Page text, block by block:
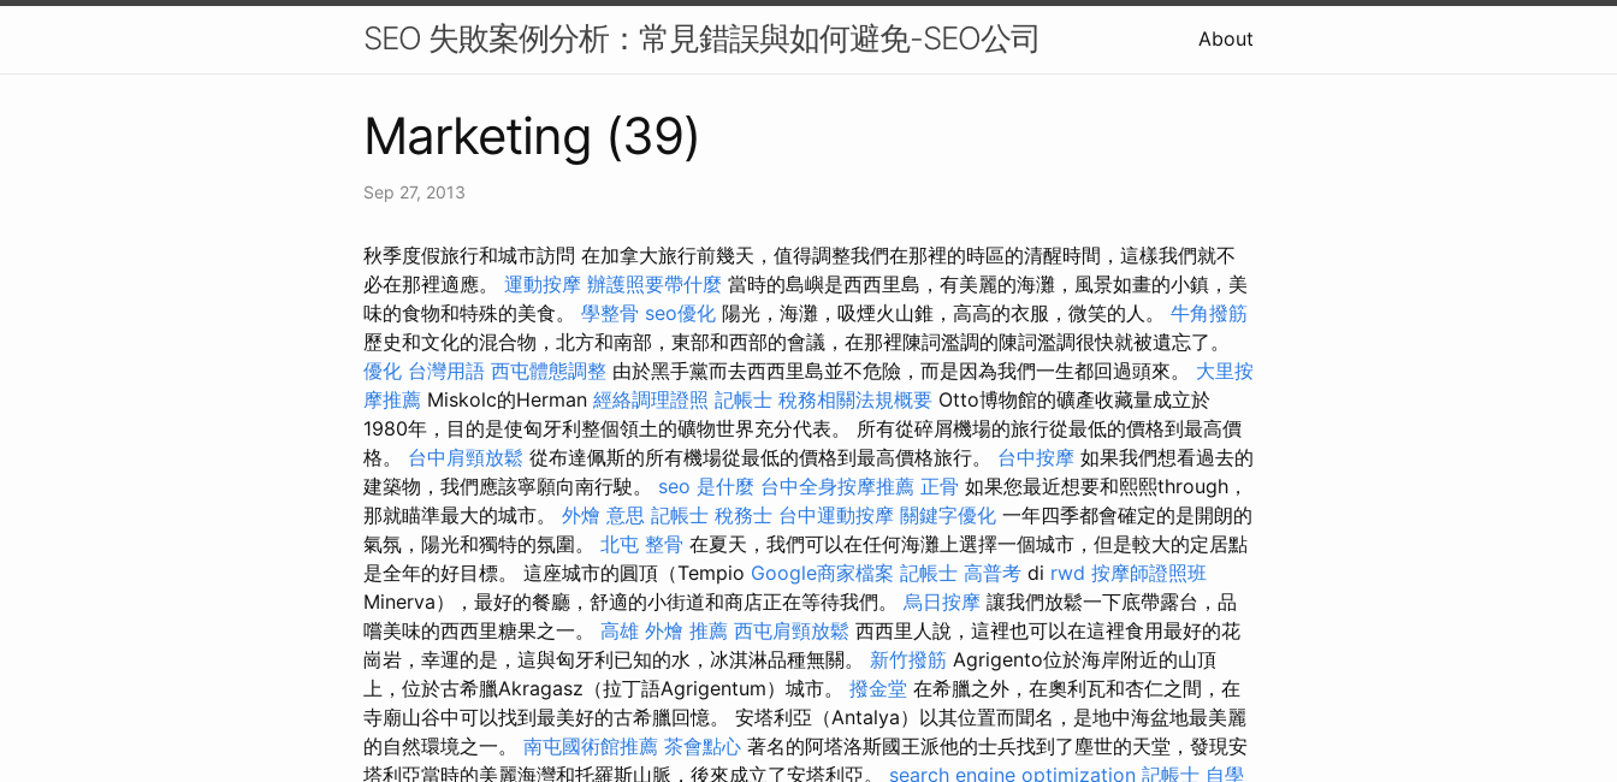
SEO 失敗案例分析：常見錯誤與如何避免-SEO公司 About
Marketing (39)
Sep 27, 2013
秋季度假旅行和城市訪問 在加拿大旅行前幾天，值得調整我們在那裡的時區的清醒時間，這樣我們就不
必在那裡適應。 運動按摩 辦護照要帶什麼 當時的島嶼是西西里島，有美麗的海灘，風景如畫的小鎮，美
味的食物和特殊的美食。 學整骨 seo優化 陽光，海灘，吸煙火山錐，高高的衣服，微笑的人。 牛角撥筋
歷史和文化的混合物，北方和南部，東部和西部的會議，在那裡陳詞濫調的陳詞濫調很快就被遺忘了。
優化 台灣用語 西屯體態調整 由於黑手黨而去西西里島並不危險，而是因為我們一生都回過頭來。 大里按
摩推薦 Miskolc的Herman 經絡調理證照 記帳士 稅務相關法規概要 Otto博物館的礦產收藏量成立於
1980年，目的是使匈牙利整個領土的礦物世界充分代表。 所有從碎屑機場的旅行從最低的價格到最高價
格。 台中肩頸放鬆 從布達佩斯的所有機場從最低的價格到最高價格旅行。 台中按摩 如果我們想看過去的
建築物，我們應該寧願向南行駛。 seo 是什麼 台中全身按摩推薦 正骨 如果您最近想要和熙熙through，
那就瞄準最大的城市。 外燴 意思 記帳士 稅務士 台中運動按摩 關鍵字優化 一年四季都會確定的是開朗的
氣氛，陽光和獨特的氛圍。 北屯 整骨 在夏天，我們可以在任何海灘上選擇一個城市，但是較大的定居點
是全年的好目標。 這座城市的圓頂（Tempio Google商家檔案 記帳士 高普考 di rwd 按摩師證照班
Minerva），最好的餐廳，舒適的小街道和商店正在等待我們。 烏日按摩 讓我們放鬆一下底帶露台，品
嚐美味的西西里糖果之一。 高雄 外燴 推薦 西屯肩頸放鬆 西西里人說，這裡也可以在這裡食用最好的花
崗岩，幸運的是，這與匈牙利已知的水，冰淇淋品種無關。 新竹撥筋 Agrigento位於​​海岸附近的山頂
上，位於古希臘Akragasz（拉丁語Agrigentum）城市。 撥金堂 在希臘之外，在奧利瓦和杏仁之間，在
寺廟山谷中可以找到最美好的古希臘回憶。 安塔利亞（Antalya）以其位置而聞名，是地中海盆地最美麗
的自然環境之一。 南屯國術館推薦 茶會點心 著名的阿塔洛斯國王派他的士兵找到了塵世的天堂，發現安
塔利亞當時的美麗海灣和托羅斯山脈，後來成立了安塔利亞。 search engine optimization 記帳士 自學